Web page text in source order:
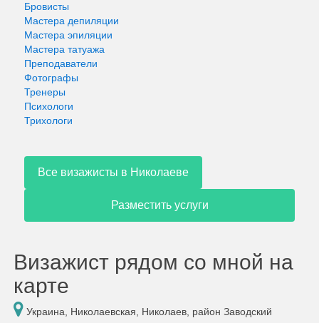
Бровисты
Мастера депиляции
Мастера эпиляции
Мастера татуажа
Преподаватели
Фотографы
Тренеры
Психологи
Трихологи
Все визажисты в Николаеве
Разместить услуги
Визажист рядом со мной на
карте
Украина, Николаевская, Николаев, район Заводский